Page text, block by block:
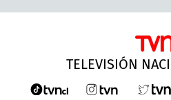
TELEVISIÓN